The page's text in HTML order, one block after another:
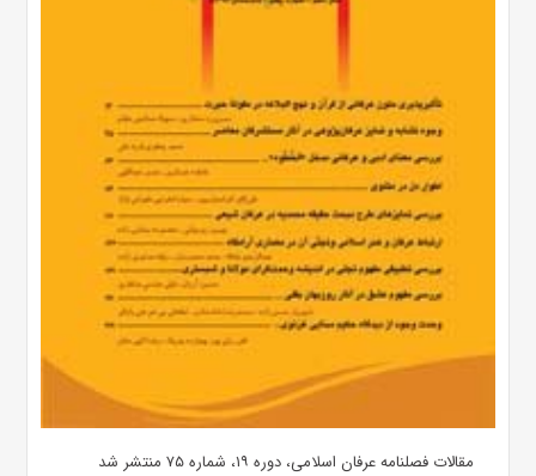
مقالات فصلنامه عرفان اسلامی، دوره ۱۹، شماره ۷۵ منتشر شد